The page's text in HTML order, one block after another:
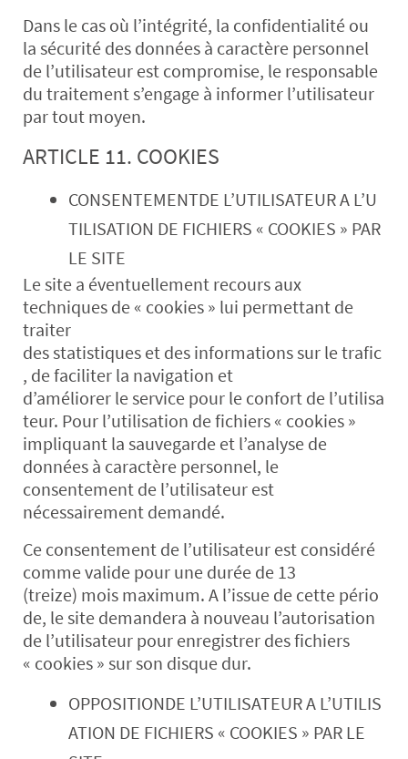
Dans le cas où l’intégrité, la confidentialité ou
la sécurité des données à caractère personnel
de l’utilisateur est compromise, le responsable
du traitement s’engage à informer l’utilisateur
par tout moyen.
ARTICLE 11. COOKIES
CONSENTEMENTDE L’UTILISATEUR A L’U
TILISATION DE FICHIERS « COOKIES » PAR
LE SITE
Le site a éventuellement recours aux
techniques de « cookies » lui permettant de
traiter
des statistiques et des informations sur le trafic
, de faciliter la navigation et
d’améliorer le service pour le confort de l’utilisa
teur. Pour l’utilisation de fichiers « cookies »
impliquant la sauvegarde et l’analyse de
données à caractère personnel, le
consentement de l’utilisateur est
nécessairement demandé.
Ce consentement de l’utilisateur est considéré
comme valide pour une durée de 13
(treize) mois maximum. A l’issue de cette pério
de, le site demandera à nouveau l’autorisation
de l’utilisateur pour enregistrer des fichiers
« cookies » sur son disque dur.
OPPOSITIONDE L’UTILISATEUR A L’UTILIS
ATION DE FICHIERS « COOKIES » PAR LE